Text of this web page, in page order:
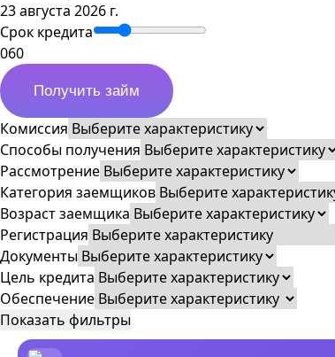
23 августа 2026 г.
Срок кредита
060
Получить займ
Комиссия
Способы получения
Рассмотрение
Категория заемщиков
Возраст заемщика
Регистрация
Документы
Цель кредита
Обеспечение
Показать фильтры